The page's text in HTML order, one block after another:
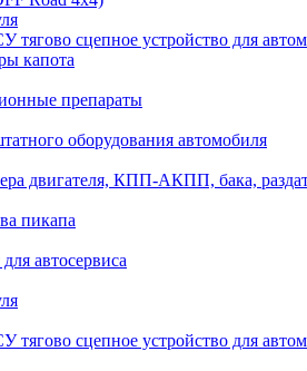
тягово сцепное устройство для
капота
препараты
оборудования автомобиля
двигателя, КПП-АКПП, бака,
пикапа
автосервиса
тягово сцепное устройство для